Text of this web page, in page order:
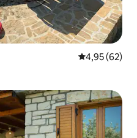
Calificación
4,95 (62)